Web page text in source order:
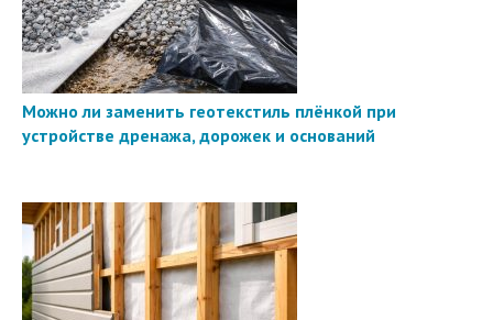
Можно ли заменить геотекстиль плёнкой при
устройстве дренажа, дорожек и оснований